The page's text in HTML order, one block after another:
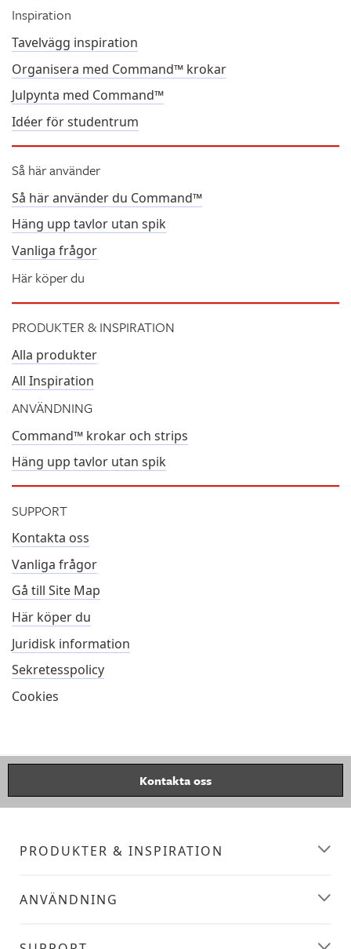
Inspiration
Tavelvägg inspiration
Organisera med Command™ krokar
Julpynta med Command™
Idéer för studentrum
Så här använder
Så här använder du Command™
Häng upp tavlor utan spik
Vanliga frågor
Här köper du
PRODUKTER & INSPIRATION
Alla produkter
All Inspiration
ANVÄNDNING
Command™ krokar och strips
Häng upp tavlor utan spik
SUPPORT
Kontakta oss
Vanliga frågor
Gå till Site Map
Här köper du
Juridisk information
Sekretesspolicy
Cookies
Kontakta oss
PRODUKTER & INSPIRATION
ANVÄNDNING